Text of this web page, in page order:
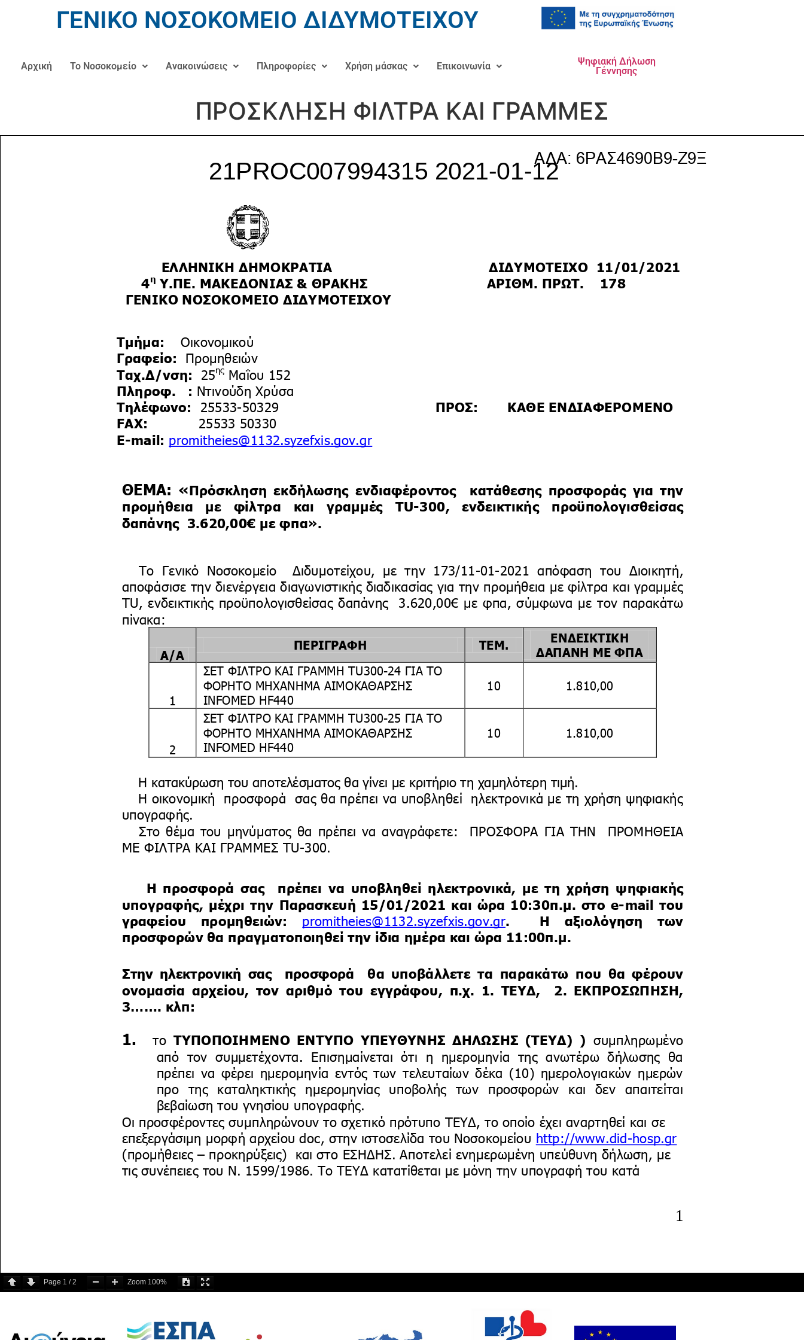
ΓΕΝΙΚΟ ΝΟΣΟΚΟΜΕΙΟ ΔΙΔΥΜΟΤΕΙΧΟΥ
Αρχική Το Νοσοκομείο Ανακοινώσεις Πληροφορίες Χρήση μάσκας Επικοινωνία
Ψηφιακή Δήλωση
Γέννησης
ΠΡΟΣΚΛΗΣΗ ΦΙΛΤΡΑ ΚΑΙ ΓΡΑΜΜΕΣ
Page 1 /2 Zoom 100%